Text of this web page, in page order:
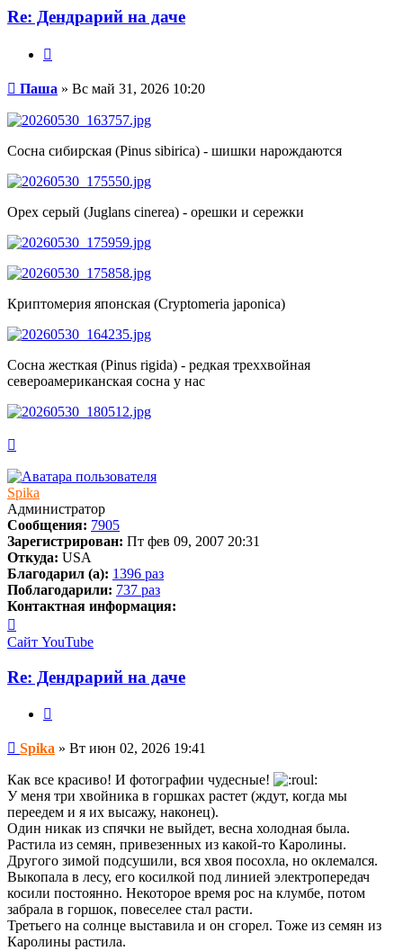
Re: Дендрарий на даче
Сообщение
Паша » Вс май 31, 2026 10:20
Сосна сибирская (Pinus sibirica) - шишки нарождаются
Орех серый (Juglans cinerea) - орешки и сережки
Криптомерия японская (Cryptomeria japonica)
Сосна жесткая (Pinus rigida) - редкая треххвойная
североамериканская сосна у нас
началу
Spika
Администратор
Сообщения: 7905
Зарегистрирован: Пт фев 09, 2007 20:31
Откуда: USA
Благодарил (а): 1396 раз
Поблагодарили: 737 раз
Контактная информация:
информация
пользователя
Spika
Сайт YouTube
Re: Дендрарий на даче
Сообщение
Spika » Вт июн 02, 2026 19:41
Как все красиво! И фотографии чудесные!
У меня три хвойника в горшках растет (ждут, когда мы
переедем и я их высажу, наконец).
Один никак из спячки не выйдет, весна холодная была.
Растила из семян, привезенных из какой-то Каролины.
Другого зимой подсушили, вся хвоя посохла, но оклемался.
Выкопала в лесу, его косилкой под линией электропередач
косили постоянно. Некоторое время рос на клумбе, потом
забрала в горшок, повеселее стал расти.
Третьего на солнце выставила и он сгорел. Тоже из семян из
Каролины растила.